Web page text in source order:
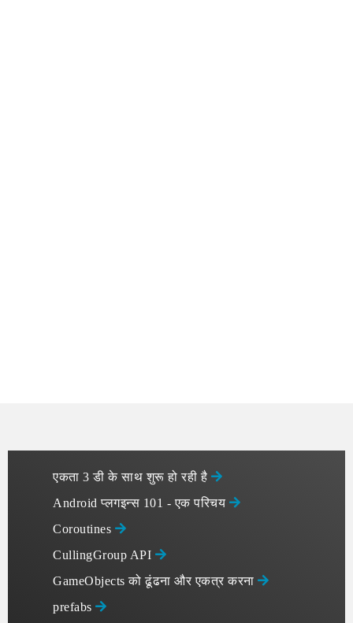
एकता 3 डी के साथ शुरू हो रही है
Android प्लगइन्स 101 - एक परिचय
Coroutines
CullingGroup API
GameObjects को ढूंढना और एकत्र करना
prefabs